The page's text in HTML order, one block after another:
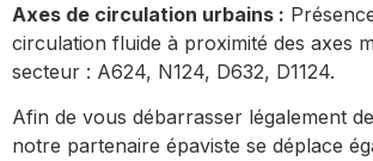
Axes de circulation urbains :
circulation fluide à proximité des axes
secteur : A624, N124, D632, D1124.
Afin de vous débarrasser légalement
notre partenaire épaviste se déplace